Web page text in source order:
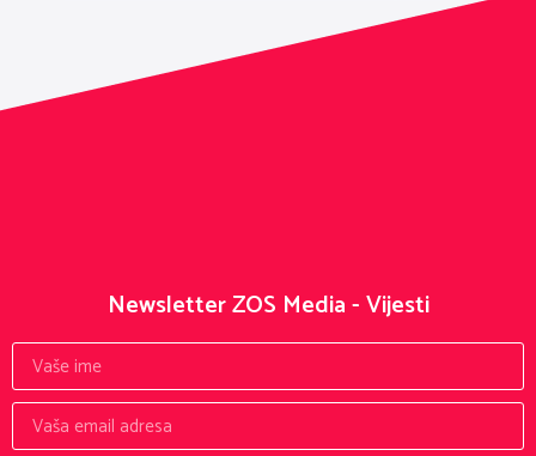
Newsletter ZOS Media - Vijesti